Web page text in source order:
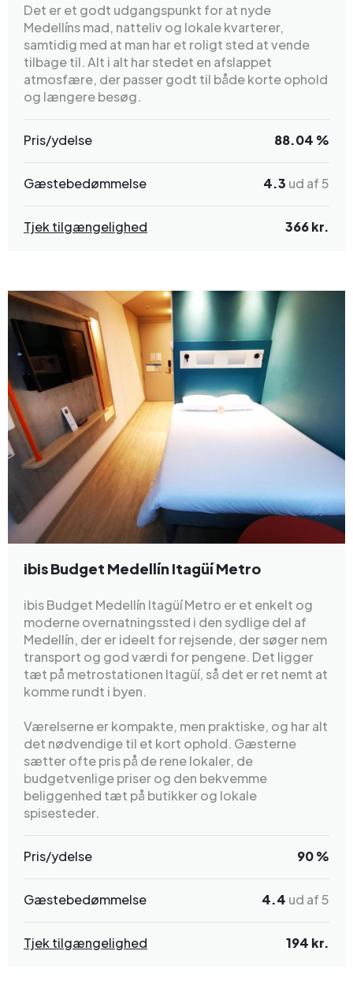
Det er et godt udgangspunkt for at nyde
Medellíns mad, natteliv og lokale kvarterer,
samtidig med at man har et roligt sted at vende
tilbage til. Alt i alt har stedet en afslappet
atmosfære, der passer godt til både korte ophold
og længere besøg.
Pris/ydelse 88.04 %
Gæstebedømmelse 4.3 ud af 5
Tjek tilgængelighed 366 kr.
ibis Budget Medellín Itagüí Metro
ibis Budget Medellín Itagüí Metro er et enkelt og
moderne overnatningssted i den sydlige del af
Medellín, der er ideelt for rejsende, der søger nem
transport og god værdi for pengene. Det ligger
tæt på metrostationen Itagüí, så det er ret nemt at
komme rundt i byen.
Værelserne er kompakte, men praktiske, og har alt
det nødvendige til et kort ophold. Gæsterne
sætter ofte pris på de rene lokaler, de
budgetvenlige priser og den bekvemme
beliggenhed tæt på butikker og lokale
spisesteder.
Pris/ydelse 90 %
Gæstebedømmelse 4.4 ud af 5
Tjek tilgængelighed 194 kr.